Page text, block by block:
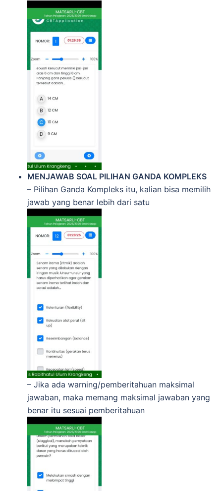
MENJAWAB SOAL PILIHAN GANDA KOMPLEKS
– Pilihan Ganda Kompleks itu, kalian bisa memilih
jawab yang benar lebih dari satu
– Jika ada warning/pemberitahuan maksimal
jawaban, maka memang maksimal jawaban yang
benar itu sesuai pemberitahuan